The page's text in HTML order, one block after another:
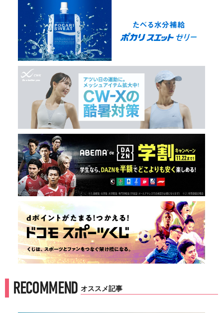
RECOMMEND オススメ記事